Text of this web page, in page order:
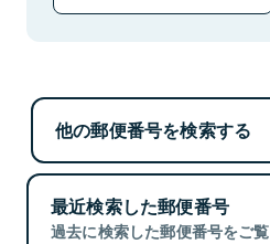
他の郵便番号を検索する
最近検索した郵便番号
過去に検索した郵便番号をご覧